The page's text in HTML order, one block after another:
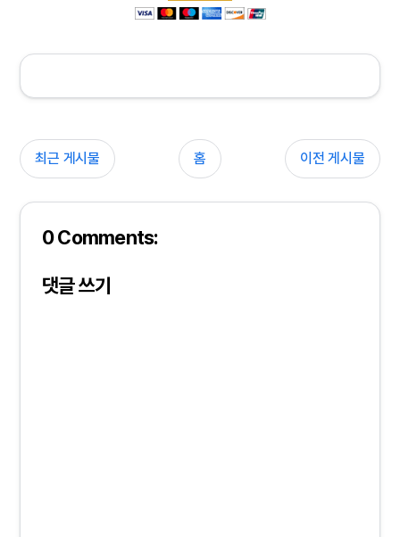
최근 게시물 이전 게시물
홈
0 Comments:
댓글 쓰기